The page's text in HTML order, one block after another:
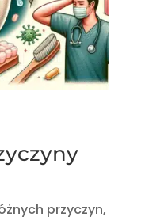
przyczyn,